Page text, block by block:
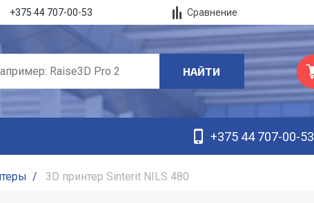
+375 44 707-00-53 Сравнение
НАЙТИ
+375 44 707-00-53
/ 3D принтер Sinterit NILS 480